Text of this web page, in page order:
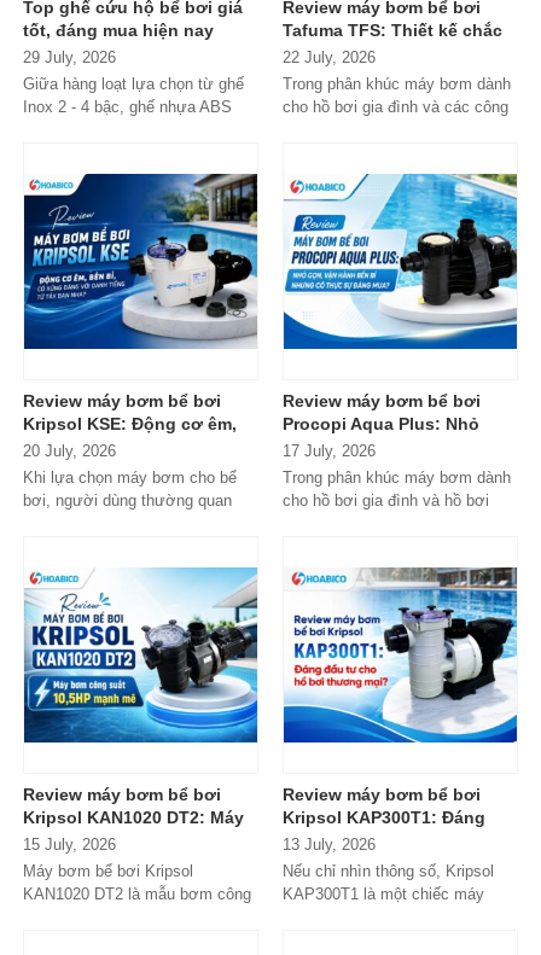
Top ghế cứu hộ bể bơi giá
tốt, đáng mua hiện nay
29 July, 2026
Giữa hàng loạt lựa chọn từ ghế
Inox 2 - 4 bậc, ghế nhựa ABS
Review máy bơm bể bơi
Tafuma TFS: Thiết kế chắc
chắn, vận hành ổn định,
đáng cân nhắc cho hồ bơi
gia đình
22 July, 2026
Trong phân khúc máy bơm dành
cho hồ bơi gia đình và các công
Review máy bơm bể bơi
Kripsol KSE: Động cơ êm,
bền bỉ, có xứng đáng với
danh tiếng từ Tây Ban Nha?
20 July, 2026
Khi lựa chọn máy bơm cho bể
bơi, người dùng thường quan
Review máy bơm bể bơi
Procopi Aqua Plus: Nhỏ
gọn, vận hành bền bỉ
nhưng có thực sự đáng
mua?
17 July, 2026
Trong phân khúc máy bơm dành
cho hồ bơi gia đình và hồ bơi
Review máy bơm bể bơi
Kripsol KAN1020 DT2: Máy
bơm công suất lớn có đáng
đầu tư?
15 July, 2026
Máy bơm bể bơi Kripsol
KAN1020 DT2 là mẫu bơm công
Review máy bơm bể bơi
Kripsol KAP300T1: Đáng
đầu tư cho hồ bơi thương
mại?
13 July, 2026
Nếu chỉ nhìn thông số, Kripsol
KAP300T1 là một chiếc máy